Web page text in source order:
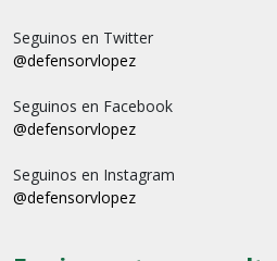
Seguinos en Twitter
@defensorvlopez
Seguinos en Facebook
@defensorvlopez
Seguinos en Instagram
@defensorvlopez